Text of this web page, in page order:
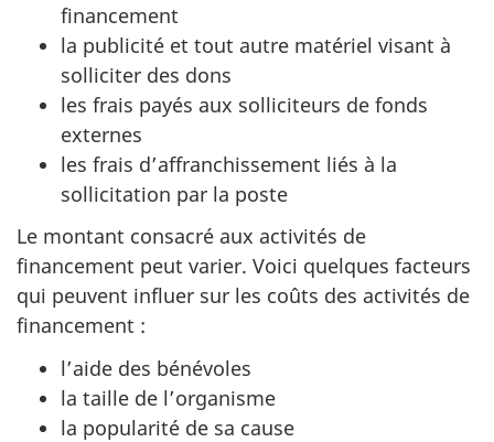
financement
la publicité et tout autre matériel visant à
solliciter des dons
les frais payés aux solliciteurs de fonds
externes
les frais d’affranchissement liés à la
sollicitation par la poste
Le montant consacré aux activités de
financement peut varier. Voici quelques facteurs
qui peuvent influer sur les coûts des activités de
financement :
l’aide des bénévoles
la taille de l’organisme
la popularité de sa cause